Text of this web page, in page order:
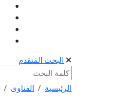
البحث المتقدم
الرئيسية الفتاوى